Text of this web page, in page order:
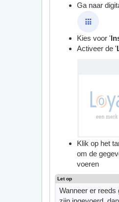
Ga naar
Kies voor '
Activeer de '
Klik op het
om de
voeren
Wanneer er reeds